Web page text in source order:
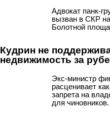
Адвокат панк-
вызван в СКР
Болотной
Кудрин не
недвижимость за
Экс-министр
расценивает
запрета на
для чиновников.